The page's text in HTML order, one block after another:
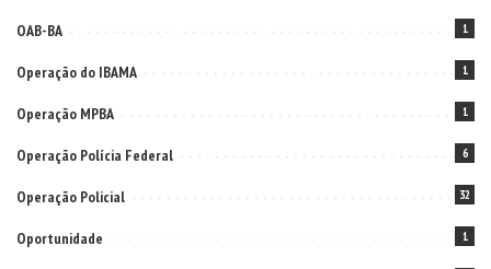
OAB-BA 1
Operação do IBAMA 1
Operação MPBA 1
Operação Polícia Federal 6
Operação Policial 32
Oportunidade 1